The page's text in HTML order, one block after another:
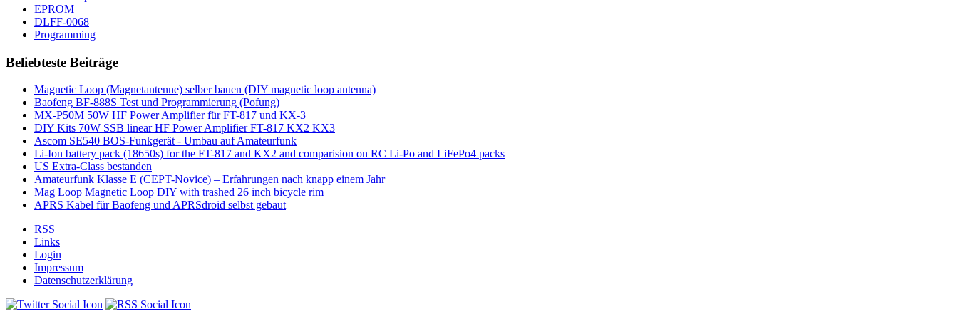
EPROM
DLFF-0068
Programming
Beliebteste Beiträge
Magnetic Loop (Magnetantenne) selber bauen (DIY magnetic loop antenna)
Baofeng BF-888S Test und Programmierung (Pofung)
MX-P50M 50W HF Power Amplifier für FT-817 und KX-3
DIY Kits 70W SSB linear HF Power Amplifier FT-817 KX2 KX3
Ascom SE540 BOS-Funkgerät - Umbau auf Amateurfunk
Li-Ion battery pack (18650s) for the FT-817 and KX2 and comparision on RC Li-Po and LiFePo4 packs
US Extra-Class bestanden
Amateurfunk Klasse E (CEPT-Novice) – Erfahrungen nach knapp einem Jahr
Mag Loop Magnetic Loop DIY with trashed 26 inch bicycle rim
APRS Kabel für Baofeng und APRSdroid selbst gebaut
RSS
Links
Login
Impressum
Datenschutzerklärung